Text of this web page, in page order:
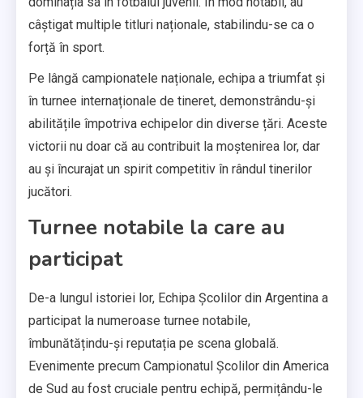
câștigat multiple titluri naționale, stabilindu-se ca o
forță în sport.
Pe lângă campionatele naționale, echipa a triumfat și
în turnee internaționale de tineret, demonstrându-și
abilitățile împotriva echipelor din diverse țări. Aceste
victorii nu doar că au contribuit la moștenirea lor, dar
au și încurajat un spirit competitiv în rândul tinerilor
jucători.
Turnee notabile la care au
participat
De-a lungul istoriei lor, Echipa Școlilor din Argentina a
participat la numeroase turnee notabile,
îmbunătățindu-și reputația pe scena globală.
Evenimente precum Campionatul Școlilor din America
de Sud au fost cruciale pentru echipă, permițându-le